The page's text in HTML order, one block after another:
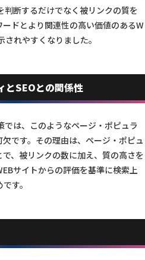
判断するだけでなく被リンクの質を
ドとより関連性の高い価値のあるW
れやすくなりました。
とSEOとの関係性
では、このようなページ・ポピュラ
です。その理由は、ページ・ポピュ
、被リンクの数に加え、質の高さを
サイトからの評価を基準に検索上
す。